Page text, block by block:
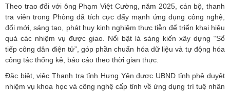
Theo trao đổi với ông Phạm Việt Cường, năm 2025, cán bộ, thanh
tra viên trong Phòng đã tích cực đẩy mạnh ứng dụng công nghệ,
đổi mới, sáng tạo, phát huy kinh nghiệm thực tiễn để triển khai hiệu
quả các nhiệm vụ được giao. Nổi bật là sáng kiến xây dựng “Sổ
tiếp công dân điện tử”, góp phần chuẩn hóa dữ liệu và tự động hóa
công tác thống kê, báo cáo theo thời gian thực.
Đặc biệt, việc Thanh tra tỉnh Hưng Yên được UBND tỉnh phê duyệt
nhiệm vụ khoa học và công nghệ cấp tỉnh về ứng dụng trí tuệ nhân